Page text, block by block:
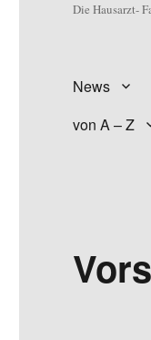
Die Hausarzt-
News
von A – Z